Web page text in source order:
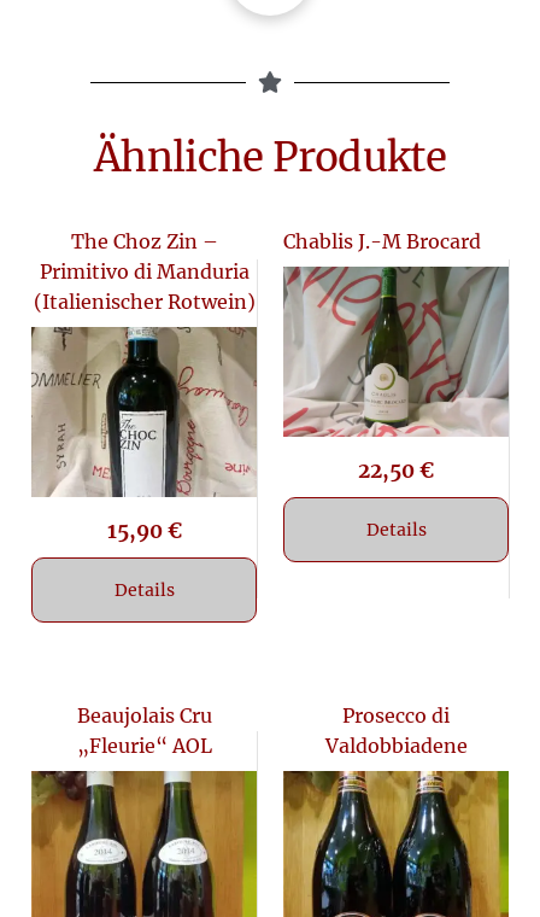
Ähnliche Produkte
The Choz Zin –
Primitivo di Manduria
(Italienischer Rotwein)
15,90€
Details
Chablis J.-M Brocard
22,50€
Details
Beaujolais Cru
„Fleurie“ AOL
Prosecco di
Valdobbiadene